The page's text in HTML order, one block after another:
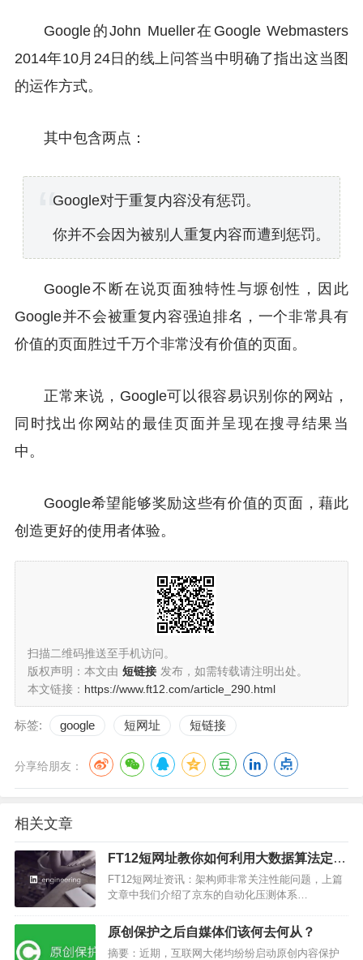
Google的John Mueller在Google Webmasters
2014年10月24日的线上问答当中明确了指出这当图
的运作方式。
其中包含两点：
Google对于重复内容没有惩罚。
你并不会因为被别人重复内容而遭到惩罚。
Google不断在说页面独特性与塬创性，因此
Google并不会被重复内容强迫排名，一个非常具有
价值的页面胜过千万个非常没有价值的页面。
正常来说，Google可以很容易识别你的网站，
同时找出你网站的最佳页面并呈现在搜寻结果当
中。
Google希望能够奖励这些有价值的页面，藉此
创造更好的使用者体验。
扫描二维码推送至手机访问。
版权声明：本文由 短链接 发布，如需转载请注明出处。
本文链接： https://www.ft12.com/article_290.html
标签: google 短网址 短链接
分享给朋友：
相关文章
FT12短网址教你如何利用大数据算法定位
网站性能瓶颈(BOSS)
FT12短网址资讯：架构师非常关注性能问题，上篇
文章中我们介绍了京东的自动化压测体系
绍如何通过大数据算法来分析调用数据，自动定位
性能瓶颈。本文由高可用架构翻译。背景我们 FT…
原创保护之后自媒体们该何去何从？
摘要：近期，互联网大佬均纷纷启动原创内容保护